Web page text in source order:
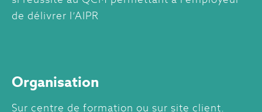
de délivrer l’AIPR
Organisation
Sur centre de formation ou sur site client.